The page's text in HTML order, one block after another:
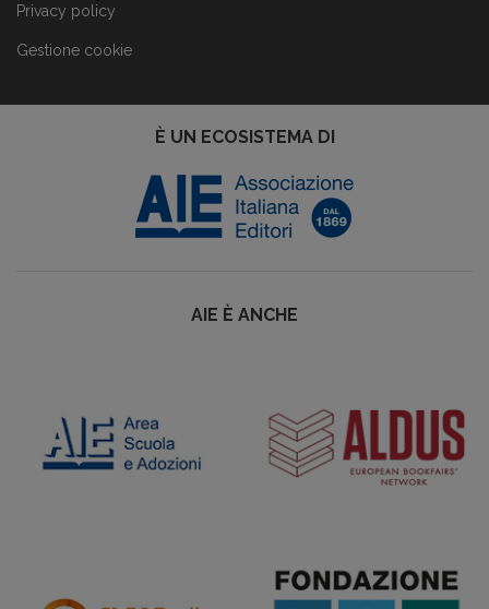
Privacy policy
Gestione cookie
È UN ECOSISTEMA DI
AIE È ANCHE